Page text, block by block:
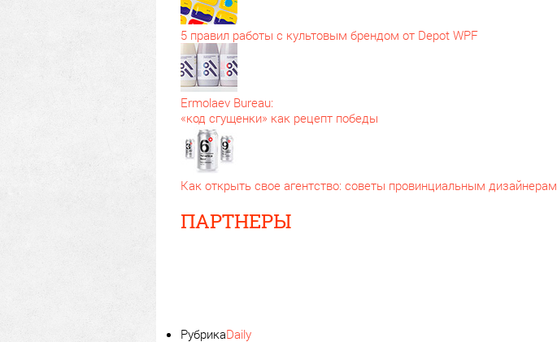
5 правил работы с культовым брендом от Depot WPF
Ermolaev Bureau:
«код сгущенки» как рецепт победы
Как открыть свое агентство: советы провинциальным дизайнерам
ПАРТНЕРЫ
РубрикаDaily